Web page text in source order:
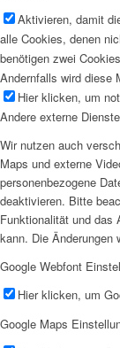
Aktivieren, damit
alle Cookies, denen
benötigen zwei
Andernfalls wird diese
Hier klicken, um
Andere externe Dienste
Wir nutzen auch
Maps und externe
personenbezogene
deaktivieren. Bitte
Funktionalität und das
kann. Die Änderungen
Google Webfont
Hier klicken, um
Google Maps